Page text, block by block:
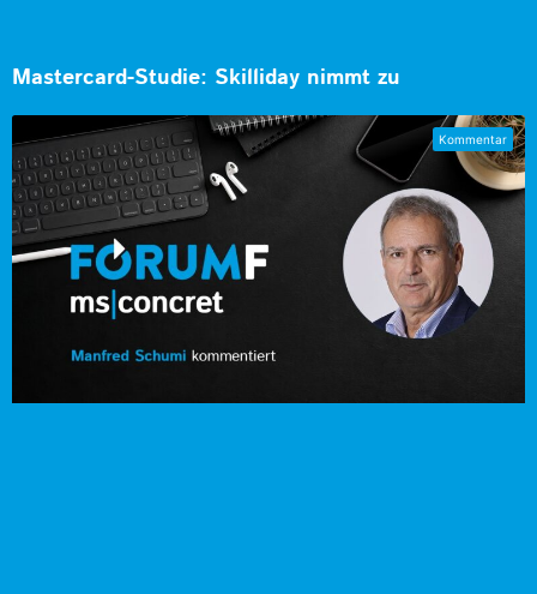
Mastercard-Studie: Skilliday nimmt zu